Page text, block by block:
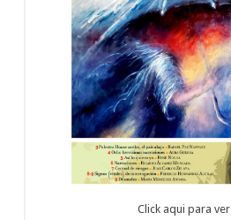
Click aqui para ver